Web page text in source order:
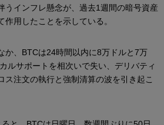
うインフレ懸念が、過去1週間の暗号資産
用したことを示している。
か、BTCは24時間以内に8万ドルと7万
ルサポートを相次いで失い、デリバティ
ス注文の執行と強制清算の波を引き起こ